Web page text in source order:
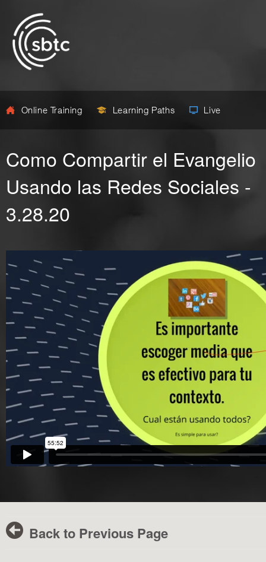
Online Training Learning Paths Live
Como Compartir el Evangelio
Usando las Redes Sociales -
3.28.20
Back to Previous Page